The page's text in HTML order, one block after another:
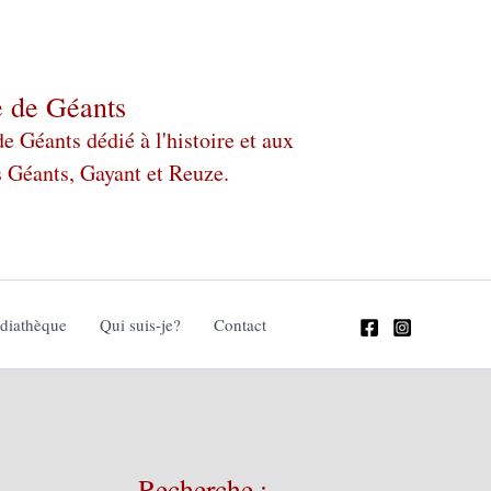
Géants
Géants dédié à l'histoire et aux
Gayant et Reuze.
Qui suis-je? Contact